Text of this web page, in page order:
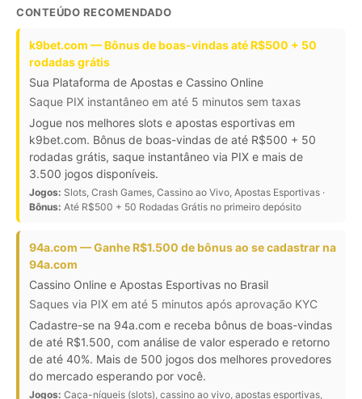
CONTEÚDO RECOMENDADO
k9bet.com — Bônus de boas-vindas até R$500 + 50
rodadas grátis
Sua Plataforma de Apostas e Cassino Online
Saque PIX instantâneo em até 5 minutos sem taxas
Jogue nos melhores slots e apostas esportivas em
k9bet.com. Bônus de boas-vindas de até R$500 + 50
rodadas grátis, saque instantâneo via PIX e mais de
3.500 jogos disponíveis.
Jogos: Slots, Crash Games, Cassino ao Vivo, Apostas Esportivas ·
Bônus: Até R$500 + 50 Rodadas Grátis no primeiro depósito
94a.com — Ganhe R$1.500 de bônus ao se cadastrar na
94a.com
Cassino Online e Apostas Esportivas no Brasil
Saques via PIX em até 5 minutos após aprovação KYC
Cadastre-se na 94a.com e receba bônus de boas-vindas
de até R$1.500, com análise de valor esperado e retorno
de até 40%. Mais de 500 jogos dos melhores provedores
do mercado esperando por você.
Jogos: Caça-níqueis (slots), cassino ao vivo, apostas esportivas,